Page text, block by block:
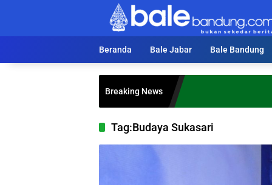
Beranda Bale Jabar Bale Bandung
Breaking News
Tag:Budaya Sukasari